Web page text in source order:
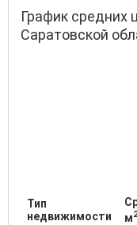
График средних
Саратовской
Тип
недвижимости
м